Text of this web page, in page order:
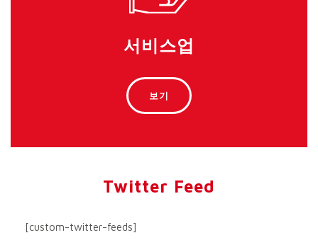
서비스업
보기
Twitter Feed
[custom-twitter-feeds]